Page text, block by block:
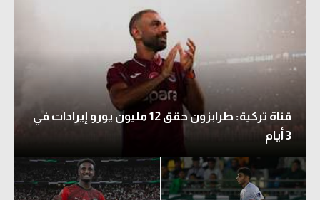
قناة تركية: طرابزون حقق 12 مليون يورو إيرادات في
3 أيام